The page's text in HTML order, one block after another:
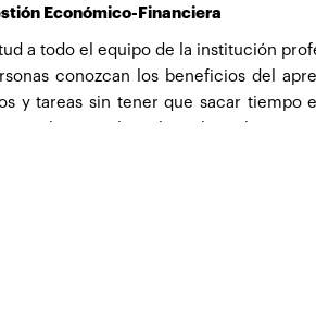
Económico-Financiera
a todo el equipo de la institución
conozcan los beneficios del
y tareas sin tener que sacar
muy buenas al igual que las
labor diaria, este tirulo también me
muy especial al Señor Javier
además de su
pues es otra meta intelectual para mi